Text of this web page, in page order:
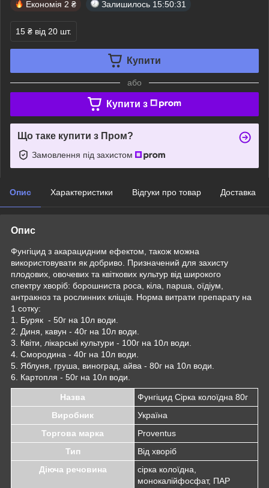
Економія 2 ₴ Залишилось 15:50:31
15 ₴ від 20 шт.
Купити
або
Купити з
Що таке купити з Пром?
Замовлення під захистом
Опис Характеристики Відгуки про товар Доставка
Опис
Фунгіцид з акарацидним ефектом, також можна
використовувати як добриво. Призначений для захисту
плодових, овочевих та квіткових культур від широкого
спектру хворіб: борошниста роса, кіла, парша, оїдіум,
антракноз та рослинних кліщів. Норма витрати препарату на
1 сотку:
1. Буряк - 50г на 10л води.
2. Диня, кавун - 40г на 10л води.
3. Квіти, лікарські культури - 100г на 10л води.
4. Смородина - 40г на 10л води.
5. Яблуня, груша, виноград, айва - 80г на 10л води.
6. Картопля - 50г на 10л води.
Назва
Фунгіцид Сірка колоїдна 80г
Виробник
Україна
Торгова марка
Proventus
Тип
Від хворіб
Діюча речовина
сірка колоїдна,
монокалійфосфат, ПАР